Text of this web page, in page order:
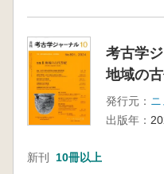
考古学
地域の
発行元：
出版年：
新刊 10冊以上